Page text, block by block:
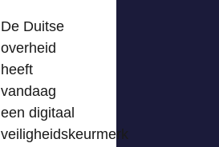
De Duitse
overheid
heeft
vandaag
een digitaal
veiligheidskeurmerk